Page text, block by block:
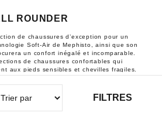
ROUNDER
de chaussures d’exception pour un
Soft-Air de Mephisto, ainsi que son
un confort inégalé et incomparable.
de chaussures confortables qui
aux pieds sensibles et chevilles fragiles.
Chaussures confort et tendance!
FILTRES